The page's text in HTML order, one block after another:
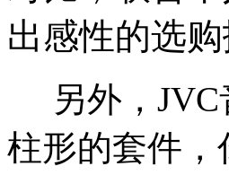
出感性的选购
另外，
柱形的套件